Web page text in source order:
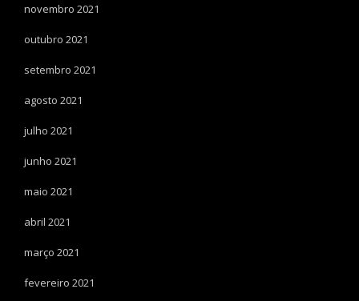
novembro 2021
outubro 2021
setembro 2021
agosto 2021
julho 2021
junho 2021
maio 2021
abril 2021
março 2021
fevereiro 2021